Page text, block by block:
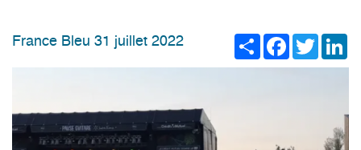
ShareFacebook
Twitter
France Bleu 31 juillet 2022